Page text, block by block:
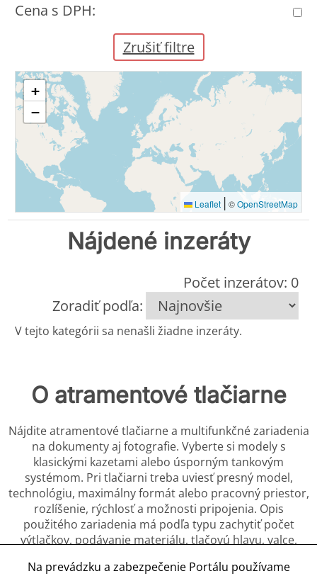
Cena s DPH:
Zrušiť filtre
+
−
Leaflet | ©OpenStreetMap
Nájdené inzeráty
Počet inzerátov: 0
Zoradiť podľa:
V tejto kategórii sa nenašli žiadne inzeráty.
O atramentové tlačiarne
Nájdite atramentové tlačiarne a multifunkčné zariadenia
na dokumenty aj fotografie. Vyberte si modely s
klasickými kazetami alebo úsporným tankovým
systémom. Pri tlačiarni treba uviesť presný model,
technológiu, maximálny formát alebo pracovný priestor,
rozlíšenie, rýchlosť a možnosti pripojenia. Opis
použitého zariadenia má podľa typu zachytiť počet
výtlačkov, podávanie materiálu, tlačovú hlavu, valce,
skúšobného výstupu spolu so zábermi ovládania,
Na prevádzku a zabezpečenie Portálu používame